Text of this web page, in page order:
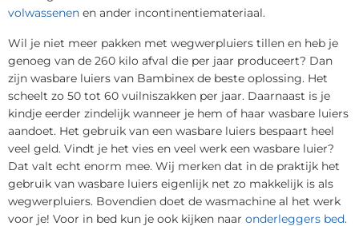
volwassenen en ander incontinentiemateriaal.
Wil je niet meer pakken met wegwerpluiers tillen en heb je
genoeg van de 260 kilo afval die per jaar produceert? Dan
zijn wasbare luiers van Bambinex de beste oplossing. Het
scheelt zo 50 tot 60 vuilniszakken per jaar. Daarnaast is je
kindje eerder zindelijk wanneer je hem of haar wasbare luiers
aandoet. Het gebruik van een wasbare luiers bespaart heel
veel geld. Vindt je het vies en veel werk een wasbare luier?
Dat valt echt enorm mee. Wij merken dat in de praktijk het
gebruik van wasbare luiers eigenlijk net zo makkelijk is als
wegwerpluiers. Bovendien doet de wasmachine al het werk
voor je! Voor in bed kun je ook kijken naar onderleggers bed.